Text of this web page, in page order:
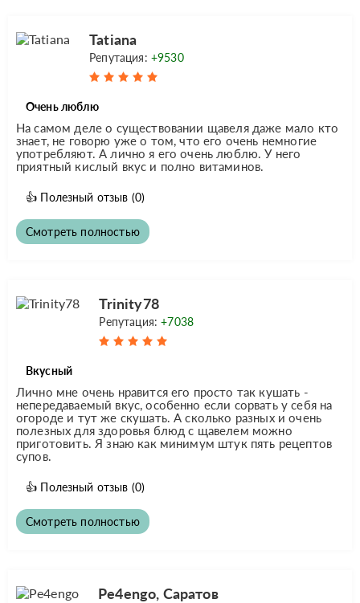
Tatiana
Репутация: +9530
Очень люблю
На самом деле о существовании щавеля даже мало кто
знает, не говорю уже о том, что его очень немногие
употребляют. А лично я его очень люблю. У него
приятный кислый вкус и полно витаминов.
👍 Полезный отзыв (0)
Смотреть полностью
Trinity78
Репутация:+7038
Вкусный
Лично мне очень нравится его просто так кушать -
непередаваемый вкус, особенно если сорвать у себя на
огороде и тут же скушать. А сколько разных и очень
полезных для здоровья блюд с щавелем можно
приготовить. Я знаю как минимум штук пять рецептов
супов.
👍 Полезный отзыв (0)
Смотреть полностью
Pe4engo, Саратов